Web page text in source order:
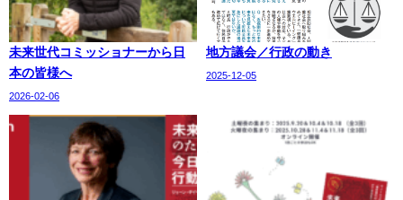
未来世代コミッショナーから日
本の皆様へ
2026-02-06
地方議会／行政の動き
2025-12-05